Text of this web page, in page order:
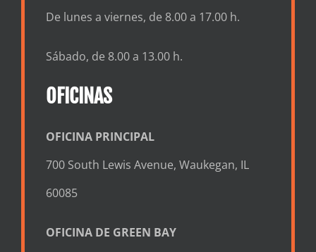
De lunes a viernes, de 8.00 a 17.00 h.
Sábado, de 8.00 a 13.00 h.
OFICINAS
OFICINA PRINCIPAL
700 South Lewis Avenue, Waukegan, IL
60085
OFICINA DE GREEN BAY